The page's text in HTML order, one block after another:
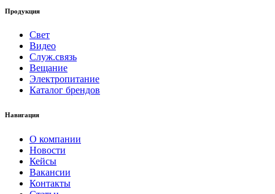
Продукция
Свет
Видео
Служ.связь
Вещание
Электропитание
Каталог брендов
Навигация
О компании
Новости
Кейсы
Вакансии
Контакты